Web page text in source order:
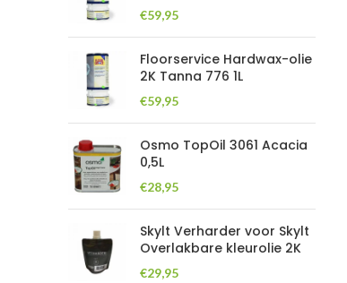
€59,95
Floorservice Hardwax-olie
2K Tanna 776 1L
€59,95
Osmo TopOil 3061 Acacia
0,5L
€28,95
Skylt Verharder voor Skylt
Overlakbare kleurolie 2K
€29,95